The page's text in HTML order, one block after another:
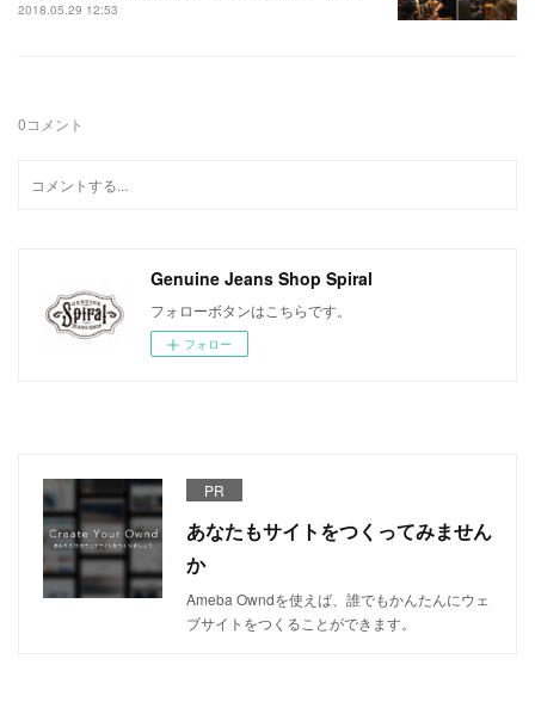
2018.05.29 12:53
0コメント
Genuine Jeans Shop Spiral
フォローボタンはこちらです。
フォロー
PR
あなたもサイトをつくってみません
か
Ameba Owndを使えば、誰でもかんたんにウェ
ブサイトをつくることができます。